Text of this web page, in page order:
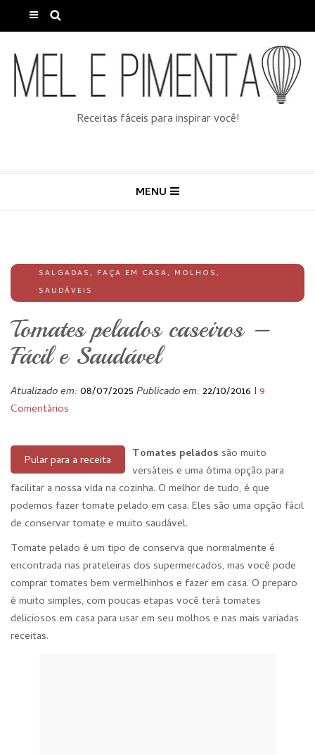
Receitas fáceis para inspirar você!
MENU
SALGADAS, FAÇA EM CASA, MOLHOS,
SAUDÁVEIS
Tomates pelados caseiros –
Fácil e Saudável
Atualizado em:08/07/2025 Publicado em:22/10/2016 I 9
Comentários
Pular para a receita Tomates pelados são muito
versáteis e uma ótima opção para
facilitar a nossa vida na cozinha. O melhor de tudo, é que
podemos fazer tomate pelado em casa. Eles são uma opção fácil
de conservar tomate e muito saudável.
Tomate pelado é um tipo de conserva que normalmente é
encontrada nas prateleiras dos supermercados, mas você pode
comprar tomates bem vermelhinhos e fazer em casa. O preparo
é muito simples, com poucas etapas você terá tomates
deliciosos em casa para usar em seu molhos e nas mais variadas
receitas.